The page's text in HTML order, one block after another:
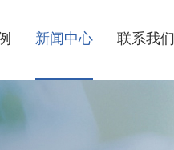
新闻中心 联系我们